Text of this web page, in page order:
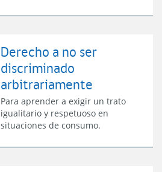
Derecho a no ser
discriminado
arbitrariamente
Para aprender a exigir un trato
igualitario y respetuoso en
situaciones de consumo.